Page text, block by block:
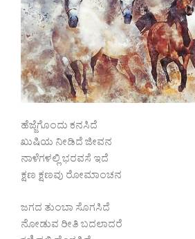
ಹೆಜ್ಜೆಗೊಂದು ಕನಸಿದೆ
ಖುಷಿಯ ನೀಡಿದೆ ಜೀವನ
ನಾಳೆಗಳಲ್ಲಿ ಭರವಸೆ ಇದೆ
ಕ್ಷಣ ಕ್ಷಣವು ರೋಮಾಂಚನ
ಜಗದ ತುಂಬಾ ಸೊಗಸಿದೆ
ನೋಡುವ ರೀತಿ ಬದಲಾದರೆ